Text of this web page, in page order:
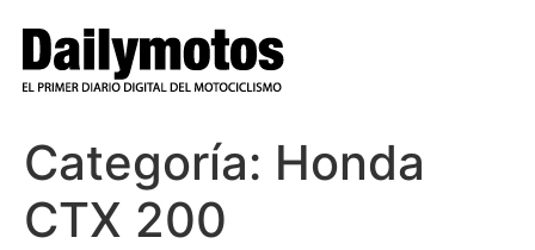
contenido
Categoría: Honda
CTX 200